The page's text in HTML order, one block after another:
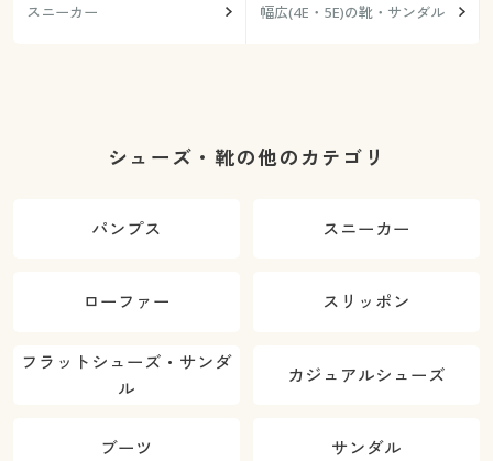
スニーカー 幅広(4E・5E)の靴・サンダル
シューズ・靴の他のカテゴリ
パンプス スニーカー
ローファー スリッポン
フラットシューズ・サンダ
ル
カジュアルシューズ
ブーツ サンダル